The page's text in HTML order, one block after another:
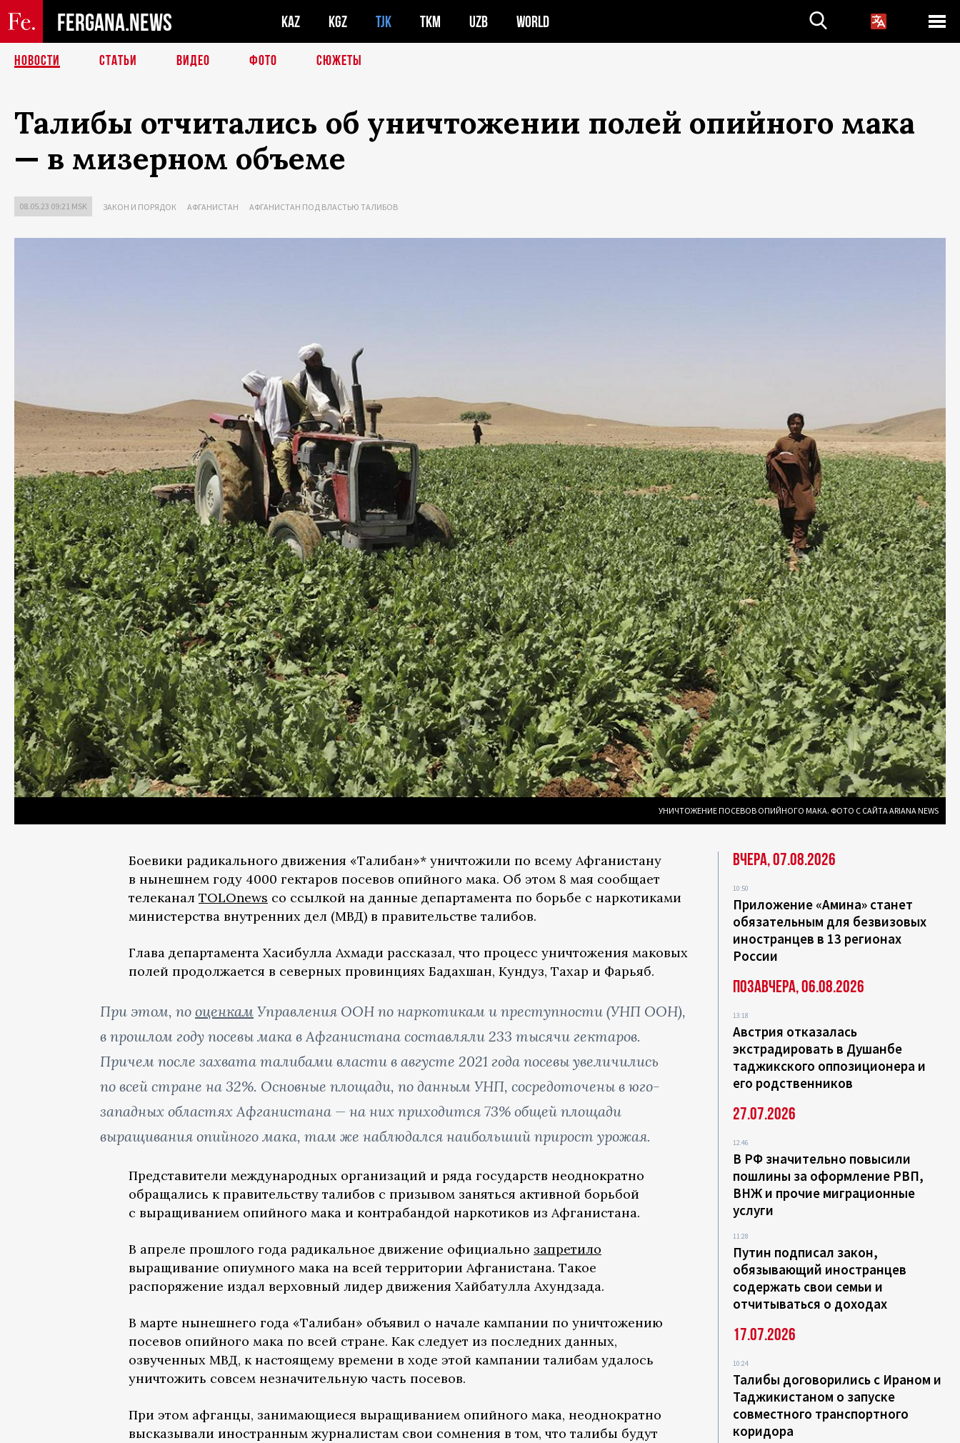
FERGANA.NEWS KAZ KGZ TJK TKM UZB WORLD
НОВОСТИ СТАТЬИ ВИДЕО ФОТО СЮЖЕТЫ
Талибы отчитались об уничтожении полей опийного мака
— в мизерном объеме
08.05.23 09:21 MSK ЗАКОН И ПОРЯДОК АФГАНИСТАН АФГАНИСТАН ПОД ВЛАСТЬЮ ТАЛИБОВ
УНИЧТОЖЕНИЕ ПОСЕВОВ ОПИЙНОГО МАКА. ФОТО С САЙТА ARIANA NEWS
Боевики радикального движения «Талибан»* уничтожили по всему Афганистану
в нынешнем году 4000 гектаров посевов опийного мака. Об этом 8 мая сообщает
телеканал TOLOnews со ссылкой на данные департамента по борьбе с наркотиками
министерства внутренних дел (МВД) в правительстве талибов.
Глава департамента Хасибулла Ахмади рассказал, что процесс уничтожения маковых
полей продолжается в северных провинциях Бадахшан, Кундуз, Тахар и Фарьяб.
При этом, по оценкам Управления ООН по наркотикам и преступности (УНП ООН),
в прошлом году посевы мака в Афганистана составляли 233 тысячи гектаров.
Причем после захвата талибами власти в августе 2021 года посевы увеличились
по всей стране на 32%. Основные площади, по данным УНП, сосредоточены в юго-
западных областях Афганистана — на них приходится 73% общей площади
выращивания опийного мака, там же наблюдался наибольший прирост урожая.
Представители международных организаций и ряда государств неоднократно
обращались к правительству талибов с призывом заняться активной борьбой
с выращиванием опийного мака и контрабандой наркотиков из Афганистана.
В апреле прошлого года радикальное движение официально запретило
выращивание опиумного мака на всей территории Афганистана. Такое
распоряжение издал верховный лидер движения Хайбатулла Ахундзада.
В марте нынешнего года «Талибан» объявил о начале кампании по уничтожению
посевов опийного мака по всей стране. Как следует из последних данных,
озвученных МВД, к настоящему времени в ходе этой кампании талибам удалось
уничтожить совсем незначительную часть посевов.
При этом афганцы, занимающиеся выращиванием опийного мака, неоднократно
высказывали иностранным журналистам свои сомнения в том, что талибы будут
Вчера, 07.08.2026
10:50
Приложение «Амина» станет
обязательным для безвизовых
иностранцев в 13 регионах
России
Позавчера, 06.08.2026
13:18
Австрия отказалась
экстрадировать в Душанбе
таджикского оппозиционера и
его родственников
27.07.2026
12:46
В РФ значительно повысили
пошлины за оформление РВП,
ВНЖ и прочие миграционные
услуги
11:28
Путин подписал закон,
обязывающий иностранцев
содержать свои семьи и
отчитываться о доходах
17.07.2026
10:24
Талибы договорились с Ираном и
Таджикистаном о запуске
совместного транспортного
коридора